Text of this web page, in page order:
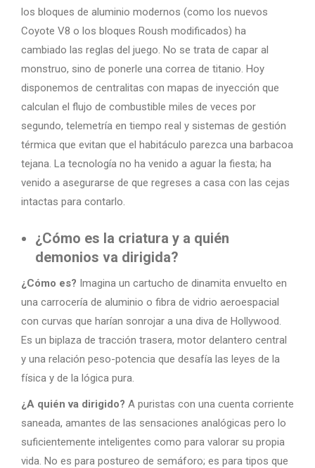
los bloques de aluminio modernos (como los nuevos
Coyote V8 o los bloques Roush modificados) ha
cambiado las reglas del juego. No se trata de capar al
monstruo, sino de ponerle una correa de titanio. Hoy
disponemos de centralitas con mapas de inyección que
calculan el flujo de combustible miles de veces por
segundo, telemetría en tiempo real y sistemas de gestión
térmica que evitan que el habitáculo parezca una barbacoa
tejana. La tecnología no ha venido a aguar la fiesta; ha
venido a asegurarse de que regreses a casa con las cejas
intactas para contarlo.
¿Cómo es la criatura y a quién
demonios va dirigida?
¿Cómo es? Imagina un cartucho de dinamita envuelto en
una carrocería de aluminio o fibra de vidrio aeroespacial
con curvas que harían sonrojar a una diva de Hollywood.
Es un biplaza de tracción trasera, motor delantero central
y una relación peso-potencia que desafía las leyes de la
física y de la lógica pura.
¿A quién va dirigido? A puristas con una cuenta corriente
saneada, amantes de las sensaciones analógicas pero lo
suficientemente inteligentes como para valorar su propia
vida. No es para postureo de semáforo; es para tipos que